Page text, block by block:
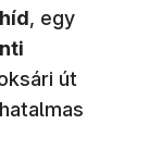
, egy
út